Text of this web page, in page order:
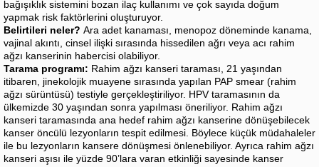
bağışıklık sistemini bozan ilaç kullanımı ve çok sayıda doğum
yapmak risk faktörlerini oluşturuyor.
Belirtileri neler? Ara adet kanaması, menopoz döneminde kanama,
vajinal akıntı, cinsel ilişki sırasında hissedilen ağrı veya acı rahim
ağzı kanserinin habercisi olabiliyor.
Tarama programı: Rahim ağzı kanseri taraması, 21 yaşından
itibaren, jinekolojik muayene sırasında yapılan PAP smear (rahim
ağzı sürüntüsü) testiyle gerçekleştiriliyor. HPV taramasının da
ülkemizde 30 yaşından sonra yapılması öneriliyor. Rahim ağzı
kanseri taramasında ana hedef rahim ağzı kanserine dönüşebilecek
kanser öncülü lezyonların tespit edilmesi. Böylece küçük müdahaleler
ile bu lezyonların kansere dönüşmesi önlenebiliyor. Ayrıca rahim ağzı
kanseri aşısı ile yüzde 90’lara varan etkinliği sayesinde kanser